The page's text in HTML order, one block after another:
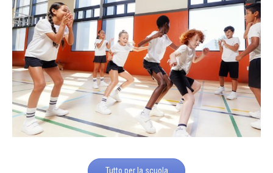
Tutto per la scuola